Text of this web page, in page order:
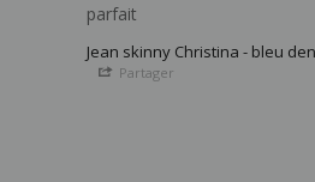
parfait
Jean skinny Christina - bleu
Partager